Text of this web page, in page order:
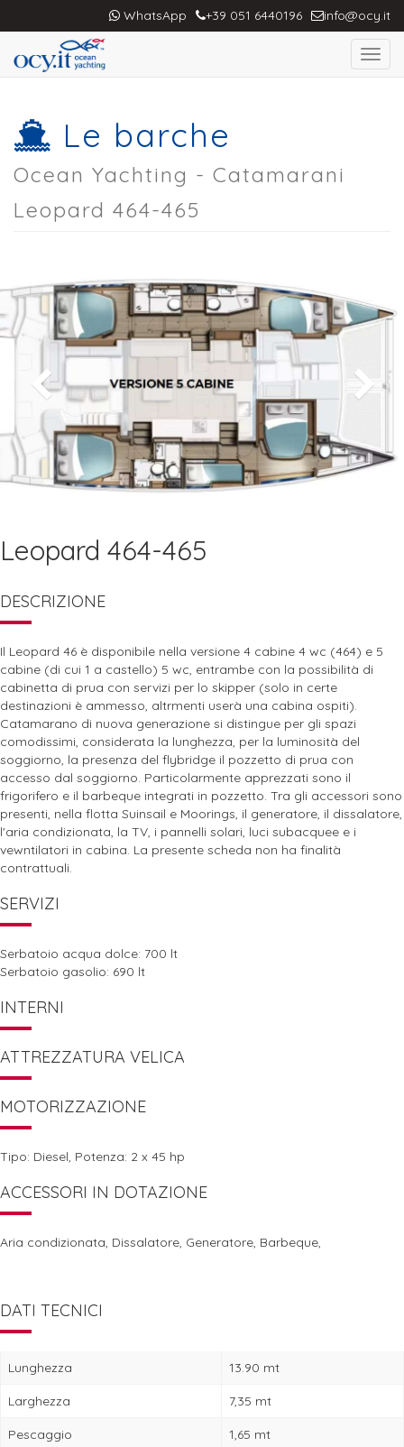
WhatsApp +39 051 6440196 info@ocy.it
Le barche
Ocean Yachting - Catamarani
Leopard 464-465
Leopard 464-465
DESCRIZIONE
Il Leopard 46 è disponibile nella versione 4 cabine 4 wc (464) e 5
cabine (di cui 1 a castello) 5 wc, entrambe con la possibilità di
cabinetta di prua con servizi per lo skipper (solo in certe
destinazioni è ammesso, altrmenti userà una cabina ospiti).
Catamarano di nuova generazione si distingue per gli spazi
comodissimi, considerata la lunghezza, per la luminosità del
soggiorno, la presenza del flybridge il pozzetto di prua con
accesso dal soggiorno. Particolarmente apprezzati sono il
frigorifero e il barbeque integrati in pozzetto. Tra gli accessori sono
presenti, nella flotta Suinsail e Moorings, il generatore, il dissalatore,
l'aria condizionata, la TV, i pannelli solari, luci subacquee e i
vewntilatori in cabina. La presente scheda non ha finalità
contrattuali.
SERVIZI
Serbatoio acqua dolce: 700 lt
Serbatoio gasolio: 690 lt
INTERNI
ATTREZZATURA VELICA
MOTORIZZAZIONE
Tipo: Diesel, Potenza: 2 x 45 hp
ACCESSORI IN DOTAZIONE
Aria condizionata, Dissalatore, Generatore, Barbeque,
DATI TECNICI
Lunghezza 13.90 mt
Larghezza 7,35 mt
Pescaggio 1,65 mt